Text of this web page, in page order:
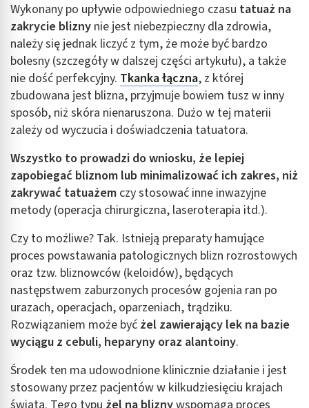
Wykonany po upływie odpowiedniego czasu tatuaż na
zakrycie blizny nie jest niebezpieczny dla zdrowia,
należy się jednak liczyć z tym, że może być bardzo
bolesny (szczegóły w dalszej części artykułu), a także
nie dość perfekcyjny. Tkanka łączna, z której
zbudowana jest blizna, przyjmuje bowiem tusz w inny
sposób, niż skóra nienaruszona. Dużo w tej materii
zależy od wyczucia i doświadczenia tatuatora.
Wszystko to prowadzi do wniosku, że lepiej
zapobiegać bliznom lub minimalizować ich zakres, niż
zakrywać tatuażem czy stosować inne inwazyjne
metody (operacja chirurgiczna, laseroterapia itd.).
Czy to możliwe? Tak. Istnieją preparaty hamujące
proces powstawania patologicznych blizn rozrostowych
oraz tzw. bliznowców (keloidów), będących
następstwem zaburzonych procesów gojenia ran po
urazach, operacjach, oparzeniach, trądziku.
Rozwiązaniem może być żel zawierający lek na bazie
wyciągu z cebuli, heparyny oraz alantoiny.
Środek ten ma udowodnione klinicznie działanie i jest
stosowany przez pacjentów w kilkudziesięciu krajach